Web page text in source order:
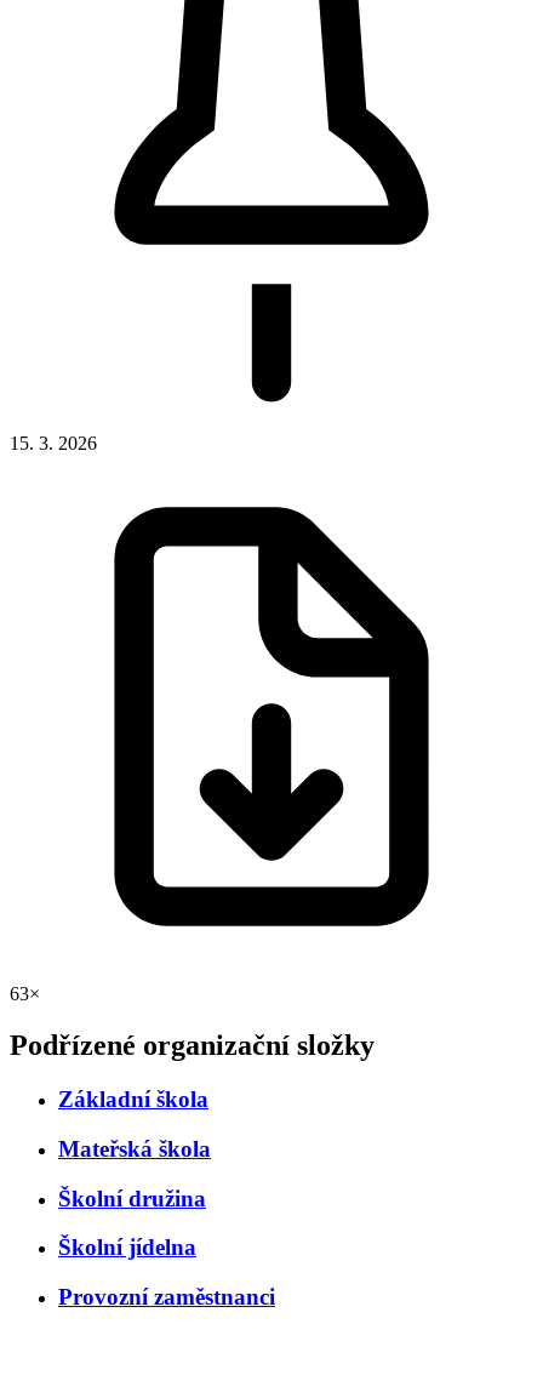
15. 3. 2026
63×
Podřízené organizační složky
Základní škola
Mateřská škola
Školní družina
Školní jídelna
Provozní zaměstnanci